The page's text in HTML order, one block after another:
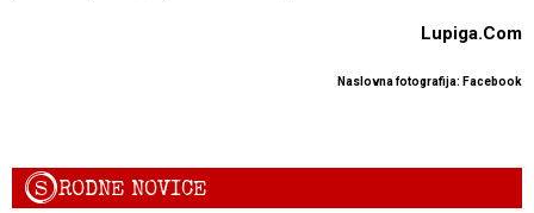
Lupiga.Com
Naslovna fotografija: Facebook
SRODNE NOVICE